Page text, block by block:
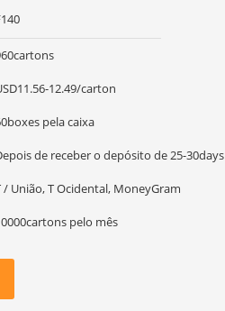
12.49/carton
pela caixa
de receber o depósito de 25-30days
/ União, T Ocidental, MoneyGram
pelo mês